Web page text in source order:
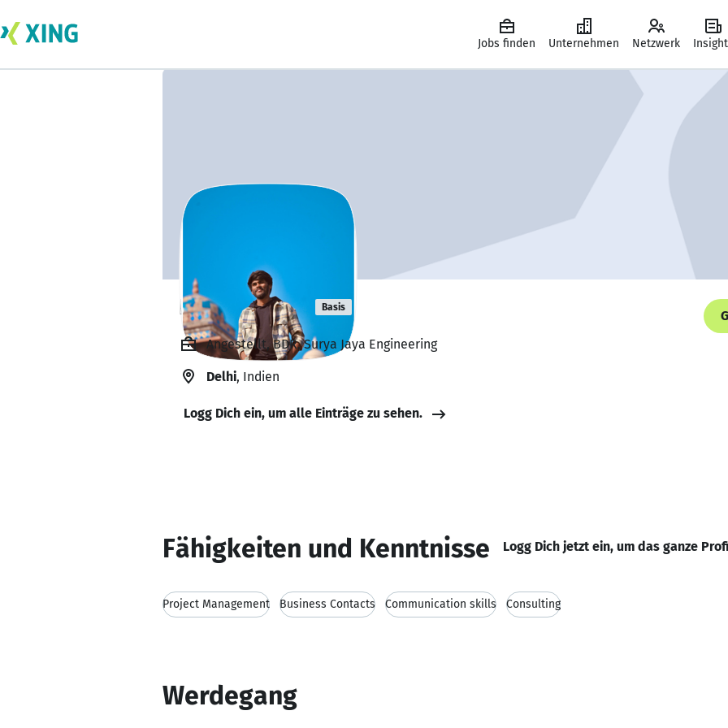
Jobs finden Unternehmen Netzwerk
N Jaya Surya Basis
Angestellt, BDR, Surya Jaya Engineering
Delhi, Indien
Logg Dich ein, um alle Einträge zu sehen.
Fähigkeiten und Kenntnisse Logg Dich jetzt ein, um das ganze
Project Management Business Contacts Communication skills Consulting
Werdegang